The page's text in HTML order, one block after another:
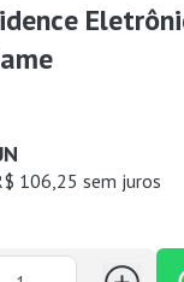
106,25 sem juros